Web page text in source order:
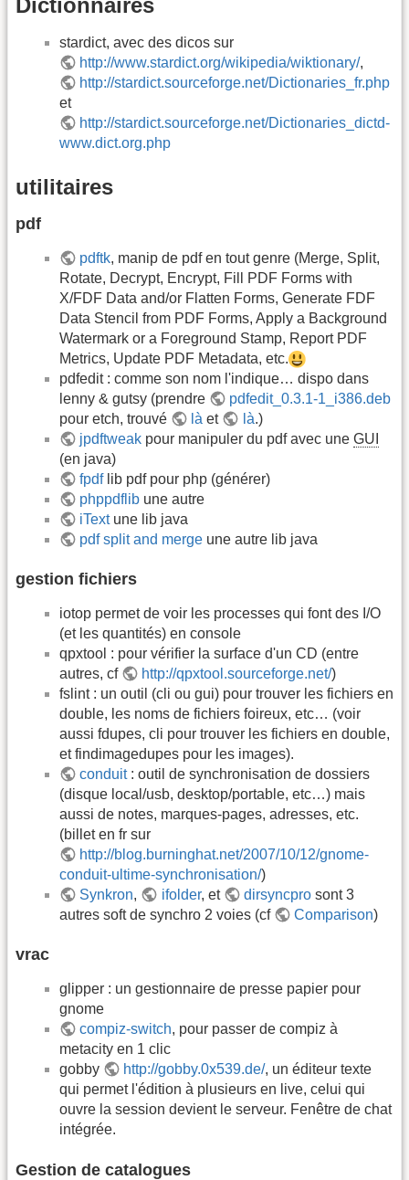
Dictionnaires
stardict, avec des dicos sur
http://www.stardict.org/wikipedia/wiktionary/,
http://stardict.sourceforge.net/Dictionaries_fr.php
et
http://stardict.sourceforge.net/Dictionaries_dictd-
www.dict.org.php
utilitaires
pdf
pdftk, manip de pdf en tout genre (Merge, Split,
Rotate, Decrypt, Encrypt, Fill PDF Forms with
X/FDF Data and/or Flatten Forms, Generate FDF
Data Stencil from PDF Forms, Apply a Background
Watermark or a Foreground Stamp, Report PDF
Metrics, Update PDF Metadata, etc.
pdfedit : comme son nom l'indique… dispo dans
lenny & gutsy (prendre
pdfedit_0.3.1-1_i386.deb
pour etch, trouvé
là et là.)
jpdftweak pour manipuler du pdf avec uneGUI
(en java)
fpdflib pdf pour php (générer)
phppdflib une autre
iTextune lib java
pdf split and merge une autre lib java
gestion fichiers
iotop permet de voir les processes qui font des I/O
(et les quantités) en console
qpxtool : pour vérifier la surface d'un CD (entre
autres, cf
http://qpxtool.sourceforge.net/)
fslint : un outil (cli ou gui) pour trouver les fichiers en
double, les noms de fichiers foireux, etc… (voir
aussi fdupes, cli pour trouver les fichiers en double,
et findimagedupes pour les images).
conduit: outil de synchronisation de dossiers
(disque local/usb, desktop/portable, etc…) mais
aussi de notes, marques-pages, adresses, etc.
(billet en fr sur
http://blog.burninghat.net/2007/10/12/gnome-
conduit-ultime-synchronisation/)
Synkron, ifolder, et dirsyncpro sont 3
autres soft de synchro 2 voies (cf
Comparison)
vrac
glipper : un gestionnaire de presse papier pour
gnome
compiz-switch, pour passer de compiz à
metacity en 1 clic
gobby
http://gobby.0x539.de/, un éditeur texte
qui permet l'édition à plusieurs en live, celui qui
ouvre la session devient le serveur. Fenêtre de chat
intégrée.
Gestion de catalogues